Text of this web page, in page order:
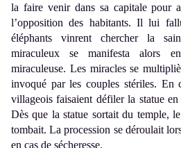
la faire venir dans sa capitale pour
l’opposition des habitants. Il lui
éléphants vinrent chercher la
miraculeux se manifesta alors
miraculeuse. Les miracles se
invoqué par les couples stériles. En
villageois faisaient défiler la statue
Dès que la statue sortait du temple,
tombait. La procession se déroulait
en cas de sécheresse.